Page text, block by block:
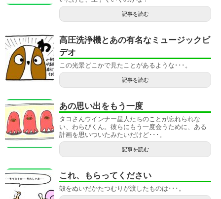
記事を読む
高圧洗浄機とあの有名なミュージックビ
デオ
この光景どこかで見たことがあるような･･･。
記事を読む
あの思い出をもう一度
タコさんウインナー星人たちのことが忘れられな
い、わらびくん。彼らにもう一度会うために、ある
計画を思いついたみたいだけど･･･。
記事を読む
これ、もらってください
殻をぬいだかたつむりが渡したものは･･･。